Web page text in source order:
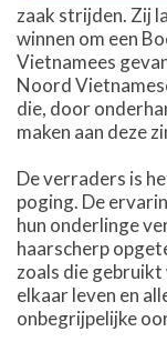
zaak strijden. Zij
winnen om een
Vietnamees
Noord
die, door
maken aan deze
De verraders is
poging. De
hun onderlinge
haarscherp
zoals die
elkaar leven en
onbegrijpelijke